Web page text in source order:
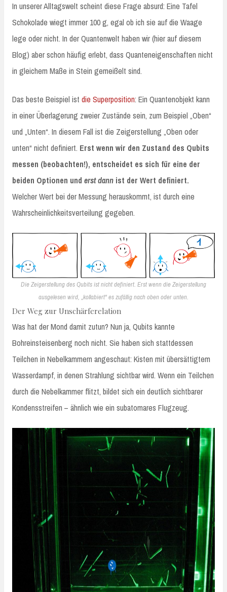
In unserer Alltagswelt scheint diese Frage absurd: Eine Tafel
Schokolade wiegt immer 100 g, egal ob ich sie auf die Waage
lege oder nicht. In der Quantenwelt haben wir (hier auf diesem
Blog) aber schon häufig erlebt, dass Quanteneigenschaften nicht
in gleichem Maße in Stein gemeißelt sind.
Das beste Beispiel ist die Superposition: Ein Quantenobjekt kann
in einer Überlagerung zweier Zustände sein, zum Beispiel „Oben“
und „Unten“. In diesem Fall ist die Zeigerstellung „Oben oder
unten“ nicht definiert. Erst wenn wir den Zustand des Qubits
messen (beobachten!), entscheidet es sich für eine der
beiden Optionen und erst dann ist der Wert definiert.
Welcher Wert bei der Messung herauskommt, ist durch eine
Wahrscheinlichkeitsverteilung gegeben.
Die Zeigerstellung des Qubits ist nicht definiert. Erst wenn die Zeigerstellung
ausgelesen wird, „kollabiert“ es zufällig nach oben oder unten.
Der Weg zur Unschärferelation
Was hat der Mond damit zutun? Nun ja, Qubits kannte
Bohreinsteisenberg noch nicht. Sie haben sich stattdessen
Teilchen in Nebelkammern angeschaut: Kisten mit übersättigtem
Wasserdampf, in denen Strahlung sichtbar wird. Wenn ein Teilchen
durch die Nebelkammer flitzt, bildet sich ein deutlich sichtbarer
Kondensstreifen – ähnlich wie ein subatomares Flugzeug.